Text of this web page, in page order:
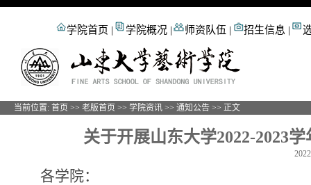
学院首页 | 学院概况 | 师资队伍 | 招生信息 |
当前位置: 首页 >> 老版首页 >> 学院资讯 >> 通知公告 >> 正文
关于开展山东大学2022-2023
各学院：